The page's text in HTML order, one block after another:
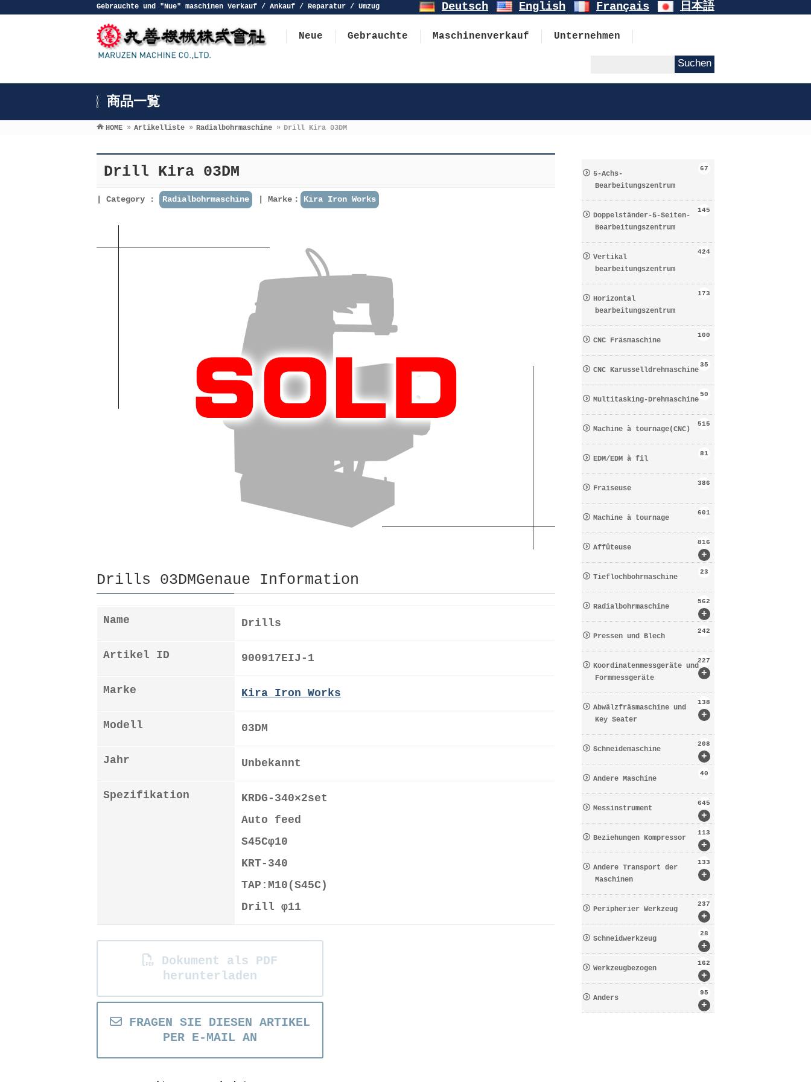
Gebrauchte und ″Nue″ maschinen Verkauf / Ankauf / Reparatur / Umzug Deutsch English Français 日本語
Neue Gebrauchte Maschinenverkauf Unternehmen
商品一覧
HOME » Artikelliste » Radialbohrmaschine » Drill Kira 03DM
Drill Kira 03DM
Category : Radialbohrmaschine Marke： Kira Iron Works
Drills 03DMGenaue Information
Name Drills
Artikel ID 900917EIJ-1
Marke Kira Iron Works
Modell 03DM
Jahr Unbekannt
Spezifikation
KRDG-340×2set
Auto feed
S45Cφ10
KRT-340
TAP:M10(S45C)
Drill φ11
Dokument als PDF
herunterladen
FRAGEN SIE DIESEN ARTIKEL
PER E-MAIL AN
5-Achs-
Bearbeitungszentrum
67
Doppelständer-5-Seiten-
Bearbeitungszentrum
145
Vertikal
bearbeitungszentrum
424
Horizontal
bearbeitungszentrum
173
CNC Fräsmaschine
100
CNC Karusselldrehmaschine
35
Multitasking-Drehmaschine
50
Machine à tournage(CNC)
515
EDM/EDM à fil
81
Fraiseuse
386
Machine à tournage
601
+
Affûteuse
816
Tieflochbohrmaschine
23
+
Radialbohrmaschine
562
Pressen und Blech
242
+
Koordinatenmessgeräte und
Formmessgeräte
227
+
Abwälzfräsmaschine und
Key Seater
138
+
Schneidemaschine
208
Andere Maschine
40
+
Messinstrument
645
+
Beziehungen Kompressor
113
+
Andere Transport der
Maschinen
133
+
Peripherier Werkzeug
237
+
Schneidwerkzeug
28
+
Werkzeugbezogen
162
+
Anders
95